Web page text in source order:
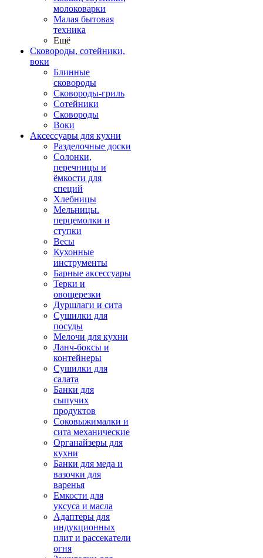
молоковарки
Малая бытовая
техника
Ещё
Сковороды, сотейники,
воки
Блинные
сковороды
Сковороды-гриль
Сотейники
Сковороды
Воки
Аксессуары для кухни
Разделочные доски
Солонки,
перечницы и
ёмкости для
специй
Хлебницы
Мельницы.
перцемолки и
ступки
Весы
Кухонные
инструменты
Барные аксессуары
Терки и
овощерезки
Дуршлаги и сита
Сушилки для
посуды
Мелочи для кухни
Ланч-боксы и
контейнеры
Сушилки для
салата
Банки для
сыпучих
продуктов
Соковыжималки и
сита механические
Органайзеры для
кухни
Банки для меда и
вазочки для
варенья
Емкости для
уксуса и масла
Адаптеры для
индукционных
плит и рассекатели
огня